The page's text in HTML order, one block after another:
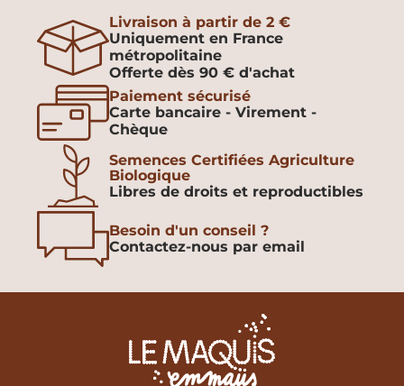
Livraison à partir de 2 €
Uniquement en France
métropolitaine
Offerte dès 90 € d'achat
Paiement sécurisé
Carte bancaire - Virement -
Chèque
Semences Certifiées Agriculture
Biologique
Libres de droits et reproductibles
Besoin d'un conseil ?
Contactez-nous par email